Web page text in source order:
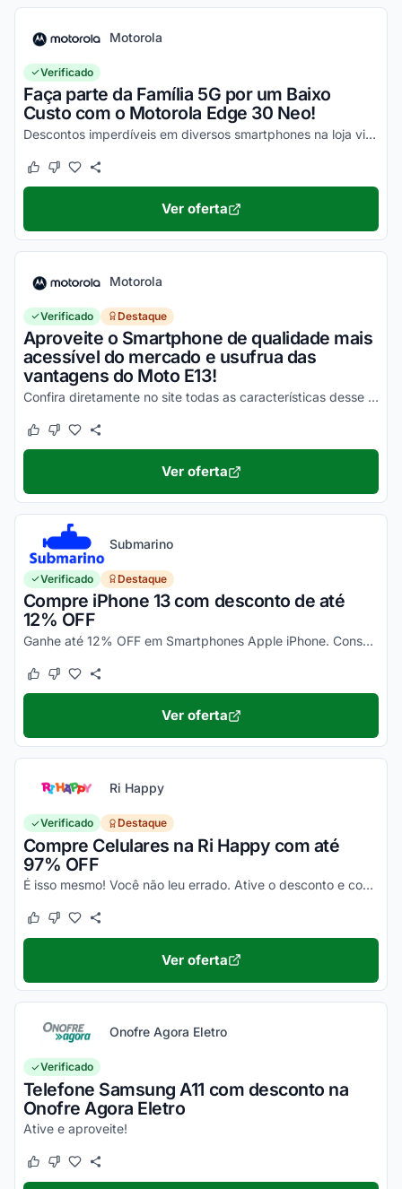
Motorola
Verificado
Faça parte da Família 5G por um Baixo
Custo com o Motorola Edge 30 Neo!
Descontos imperdíveis em diversos smartphones na loja virtual, incluindo o Moto Edge 30 Neo. Confira!
Este cupom funcionou
Este cupom não funcionou
Ver oferta
Motorola
Verificado Destaque
Aproveite o Smartphone de qualidade mais
acessível do mercado e usufrua das
vantagens do Moto E13!
Confira diretamente no site todas as características desse novo smartphone Motorola e aproveite!
Este cupom funcionou
Este cupom não funcionou
Ver oferta
Submarino
Verificado Destaque
Compre iPhone 13 com desconto de até
12% OFF
Ganhe até 12% OFF em Smartphones Apple iPhone. Consulte ainda condições diferenciadas para pagamento no cartão Submarino. Confira!
Este cupom funcionou
Este cupom não funcionou
Ver oferta
Ri Happy
Verificado Destaque
Compre Celulares na Ri Happy com até
97% OFF
É isso mesmo! Você não leu errado. Ative o desconto e confira essa novidade!
Este cupom funcionou
Este cupom não funcionou
Ver oferta
Onofre Agora Eletro
Verificado
Telefone Samsung A11 com desconto na
Onofre Agora Eletro
Ative e aproveite!
Este cupom funcionou
Este cupom não funcionou